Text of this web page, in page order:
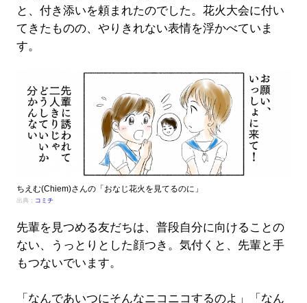
と、付き添いを頼まれたのでした。花火大会に付い
てきたものの、やりきれない表情を浮かべていま
す。
ちえむ(Chiem)さんの「おなじ花火を見てるのに」
出典： コミチ
先輩を見つめる友だちは、普段自分に向けることの
ない、うっとりとした顔つき。気付くと、先輩と手
もつないでいます。
「なんであいつにそんなニコニコするのよ」「なん